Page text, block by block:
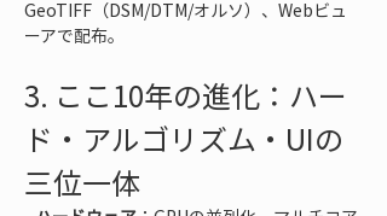
GeoTIFF（DSM/DTM/オルソ）、Webビュ
ーアで配布。
3. ここ10年の進化：ハー
ド・アルゴリズム・UIの
三位一体